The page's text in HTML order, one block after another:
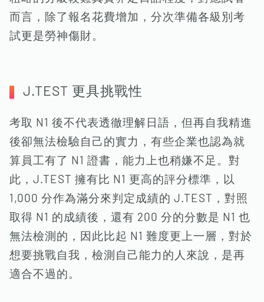
而言，除了報名花費增加，分次準備各級別考
試更是勞神傷財。
J.TEST 更具挑戰性
考取 N1 後不代表透徹理解日語，但再自我精進
後卻無法檢驗自己的實力，有些企業也認為就
算員工有了 N1 證書，能力上也稍嫌不足。對
此，J.TEST 擁有比 N1 更高的評分標準，以
1,000 分作為滿分來判定成績的 J.TEST，對照
取得 N1 的成績後，還有 200 分的分數是 N1 也
無法檢測的，因此比起 N1 難度更上一層，對於
想要挑戰自我，檢測自己能力的人來說，是再
適合不過的。